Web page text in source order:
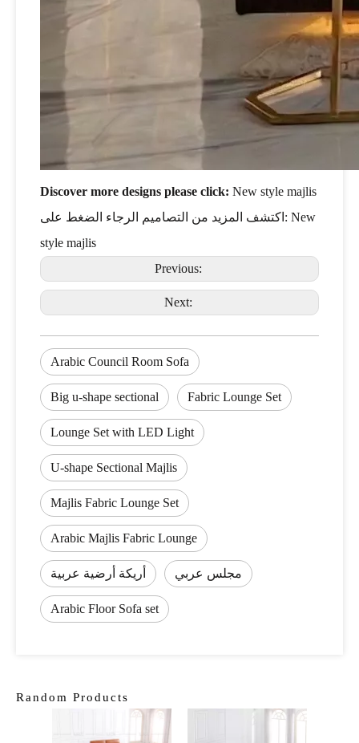
Discover more designs please click: New style majlis
اكتشف المزيد من التصاميم الرجاء الضغط على: New
style majlis
Previous:
Next:
Arabic Council Room Sofa
Big u-shape sectional Fabric Lounge Set
Lounge Set with LED Light
U-shape Sectional Majlis
Majlis Fabric Lounge Set
Arabic Majlis Fabric Lounge
أريكة أرضية عربية مجلس عربي
Arabic Floor Sofa set
Random Products